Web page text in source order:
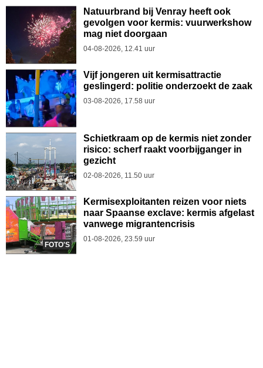
Natuurbrand bij Venray heeft ook
gevolgen voor kermis: vuurwerkshow
mag niet doorgaan
04-08-2026, 12.41 uur
Vijf jongeren uit kermisattractie
geslingerd: politie onderzoekt de zaak
03-08-2026, 17.58 uur
Schietkraam op de kermis niet zonder
risico: scherf raakt voorbijganger in
gezicht
02-08-2026, 11.50 uur
FOTO'S
Kermisexploitanten reizen voor niets
naar Spaanse exclave: kermis afgelast
vanwege migrantencrisis
01-08-2026, 23.59 uur